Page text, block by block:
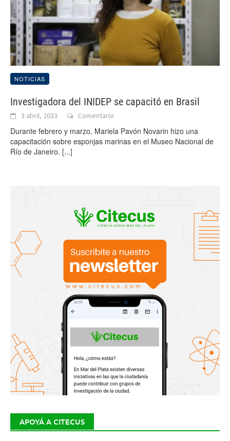
NOTICIAS
Investigadora del INIDEP se capacitó en Brasil
3 abril, 2023 Comentario
Durante febrero y marzo, Mariela Pavón Novarin hizo una
capacitación sobre esponjas marinas en el Museo Nacional de
Río de Janeiro. [...]
APOYÁ A CITECUS